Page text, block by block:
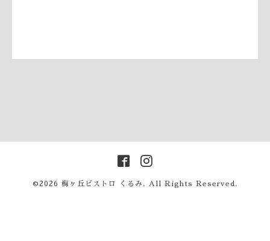
©2026 梅ヶ丘ビストロ くるみ . All Rights Reserved.